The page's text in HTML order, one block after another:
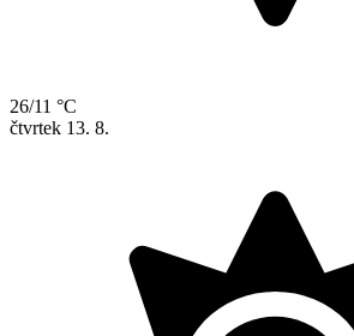
26/11 °C
čtvrtek 13. 8.